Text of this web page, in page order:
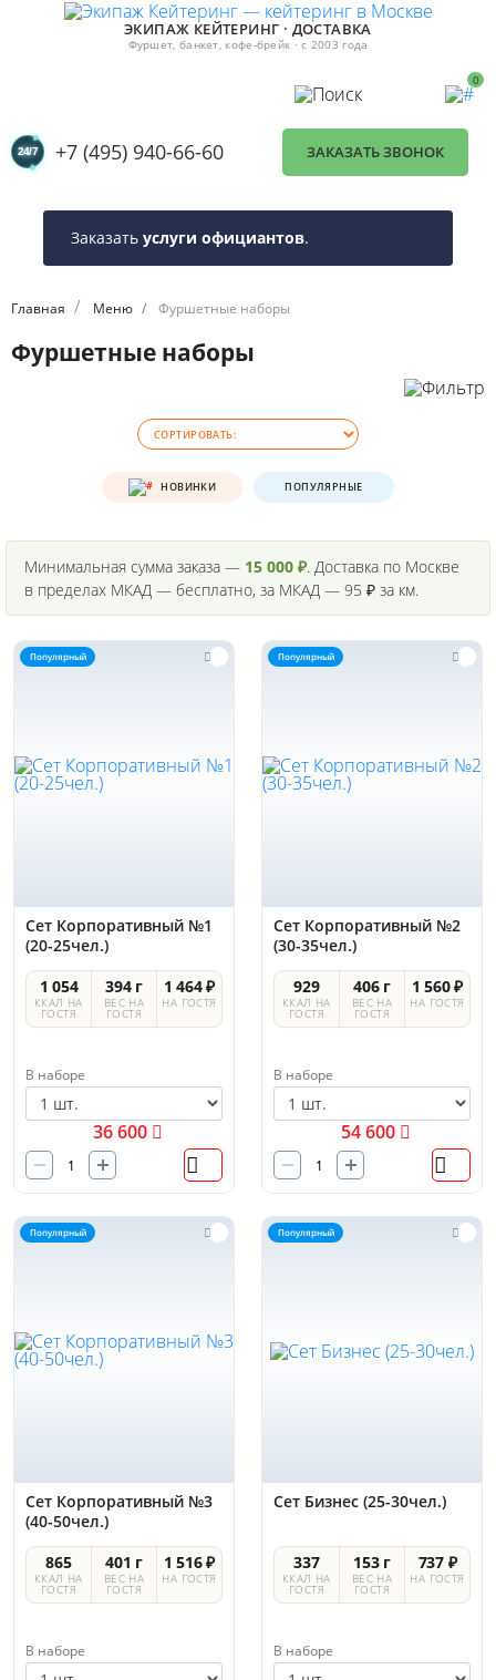
ЭКИПАЖ КЕЙТЕРИНГ · ДОСТАВКА
Фуршет, банкет, кофе-брейк · с 2003 года
0
+7 (495) 940-66-60 ЗАКАЗАТЬ ЗВОНОК
услуги официантов.
Главная Меню Фуршетные наборы
Фуршетные наборы
НОВИНКИ ПОПУЛЯРНЫЕ
Минимальная сумма заказа — 15 000 ₽. Доставка по Москве
в пределах МКАД — бесплатно, за МКАД — 95 ₽ за км.
Популярный
Сет Корпоративный №1
(20-25чел.)
1 054
ККАЛ НА
ГОСТЯ
394 г
ВЕС НА
ГОСТЯ
1 464 ₽
НА ГОСТЯ
В наборе
36 600
Популярный
Сет Корпоративный №2
(30-35чел.)
929
ККАЛ НА
ГОСТЯ
406 г
ВЕС НА
ГОСТЯ
1 560 ₽
НА ГОСТЯ
В наборе
54 600
Популярный
Сет Корпоративный №3
(40-50чел.)
865
ККАЛ НА
ГОСТЯ
401 г
ВЕС НА
ГОСТЯ
1 516 ₽
НА ГОСТЯ
В наборе
Популярный
Сет Бизнес (25-30чел.)
337
ККАЛ НА
ГОСТЯ
153 г
ВЕС НА
ГОСТЯ
737 ₽
НА ГОСТЯ
В наборе